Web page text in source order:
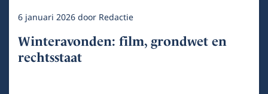
6 januari 2026door Redactie
Winteravonden: film, grondwet en
rechtsstaat